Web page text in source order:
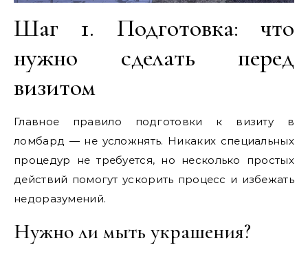
Шаг 1. Подготовка: что
нужно сделать перед
визитом
Главное правило подготовки к визиту в
ломбард — не усложнять. Никаких специальных
процедур не требуется, но несколько простых
действий помогут ускорить процесс и избежать
недоразумений.
Нужно ли мыть украшения?